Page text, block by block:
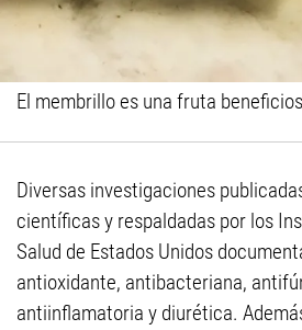
El membrillo es una fruta
Diversas investigaciones
científicas y respaldadas por los
Salud de Estados Unidos
antioxidante, antibacteriana,
antiinflamatoria y diurética.